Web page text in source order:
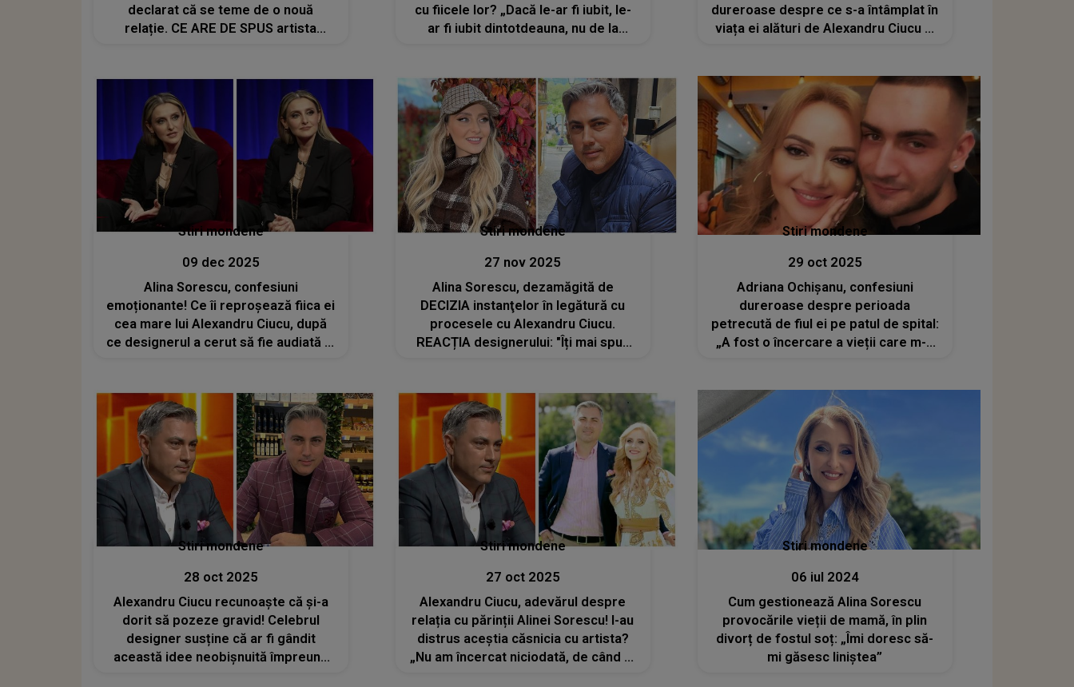
declarat că se teme de o nouă
relație. CE ARE DE SPUS artista
la care nu mă aștept”
cu fiicele lor? „Dacă le-ar fi iubit, le-
ar fi iubit dintotdeauna, nu de la
dureroase despre ce s-a întâmplat în
viața ei alături de Alexandru Ciucu și
așa, mă acuza că..."CE A FĂCUT
pentru a o controla
Stiri mondene
09 dec 2025
Alina Sorescu, confesiuni
emoționante! Ce îi reproșează fiica ei
cea mare lui Alexandru Ciucu, după
ce designerul a cerut să fie audiată în
dreptate copiilor care...”
Stiri mondene
27 nov 2025
Alina Sorescu, dezamăgită de
DECIZIA instanţelor în legătură cu
procesele cu Alexandru Ciucu.
REACȚIA designerului: "Îți mai spun
care ea le-a..."
Stiri mondene
29 oct 2025
Adriana Ochișanu, confesiuni
dureroase despre perioada
petrecută de fiul ei pe patul de spital:
„A fost o încercare a vieții care m-a
după ce a fost externat?
Stiri mondene
28 oct 2025
Alexandru Ciucu recunoaște că și-a
dorit să pozeze gravid! Celebrul
designer susține că ar fi gândit
această idee neobișnuită împreună
Stiri mondene
27 oct 2025
Alexandru Ciucu, adevărul despre
relația cu părinții Alinei Sorescu! I-au
distrus aceștia căsnicia cu artista?
„Nu am încercat niciodată, de când s-
Stiri mondene
06 iul 2024
Cum gestionează Alina Sorescu
provocările vieții de mamă, în plin
divorț de fostul soț: „Îmi doresc să-
mi găsesc liniștea”